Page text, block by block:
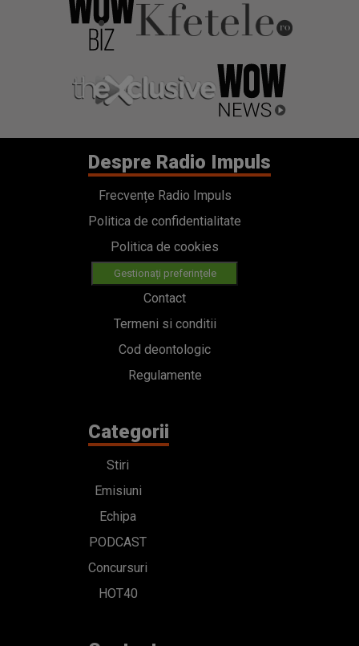
Despre Radio Impuls
Frecvențe Radio Impuls
Politica de confidentialitate
Politica de cookies
Gestionați preferințele
Contact
Termeni si conditii
Cod deontologic
Regulamente
Categorii
Stiri
Emisiuni
Echipa
PODCAST
Concursuri
HOT40